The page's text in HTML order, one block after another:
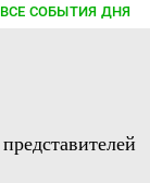
ВСЕ СОБЫТИЯ ДНЯ